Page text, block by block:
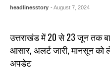
headlinesstory - August 7, 2024
उत्तराखंड में 20 से 23 जून तक
आसार, अलर्ट जारी, मानसून को
अपडेट